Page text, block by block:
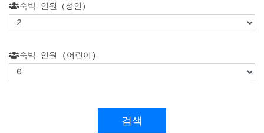
숙박 인원（성인）
숙박 인원 (어린이)
검색